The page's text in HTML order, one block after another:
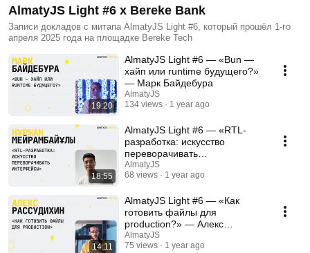
AlmatyJS Light #6 x Bereke Bank
Записи докладов с митапа AlmatyJS Light #6, который прошёл 1-го
апреля 2025 года на площадке Bereke Tech
19:20
AlmatyJS Light #6 — «Bun —
хайп или runtime будущего?»
— Марк Байдебура
AlmatyJS
134 views
1 year ago
18:55
AlmatyJS Light #6 — «RTL-
разработка: искусство
переворачивать
интерфейсы» — Нұржан
Мейрамбайұлы
AlmatyJS
68 views
1 year ago
14:11
AlmatyJS Light #6 — «Как
готовить файлы для
production?» — Алекс
Рассудихин
AlmatyJS
75 views
1 year ago